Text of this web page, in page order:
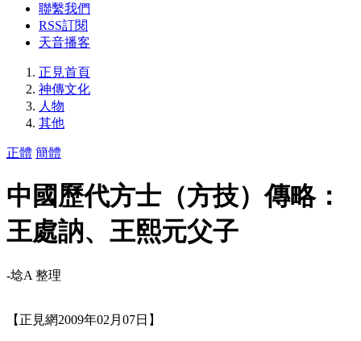
聯繫我們
RSS訂閱
天音播客
正見首頁
神傳文化
人物
其他
正體 簡體
中國歷代方士（方技）傳略：
王處訥、王熙元父子
-埝A 整理
【正見網2009年02月07日】